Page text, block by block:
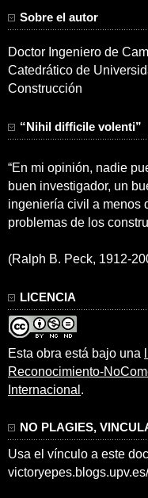
Sobre el autor
Doctor Ingeniero de
Catedrático de
Construcción
“Nihil difficile volenti”
“En mi opinión, nadie
buen investigador, un
ingeniería civil a menos
problemas de los
(Ralph B. Peck, 1912-
LICENCIA
Esta obra está bajo una
Reconocimiento-
Internacional .
NO PLAGIES,
Usa el vínculo a este
victoryepes.blogs.upv.es/